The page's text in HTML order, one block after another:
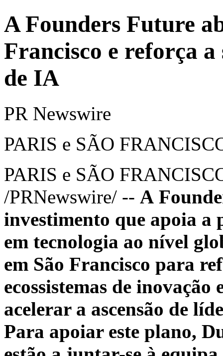
A Founders Future
Francisco e reforça
de IA
PR Newswire
PARIS e SÃO
PARIS e SÃO
/PRNewswire/ -- A
investimento que apoia a
em tecnologia ao nível
em São Francisco para
ecossistemas de
acelerar a ascensão de
Para apoiar este plano,